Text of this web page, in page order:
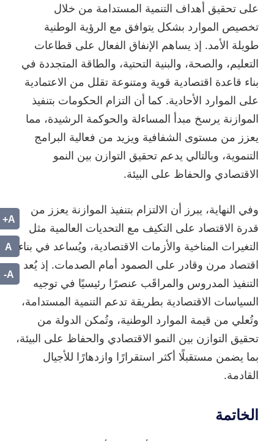
على تحقيق أهداف التنمية المستدامة من خلال
تخصيص الموارد بشكل يتوافق مع الرؤية الوطنية
طويلة الأمد. إذ يساهم الإنفاق الفعال على قطاعات
التعليم، والصحة، والبنية التحتية، والطاقة المتجددة في
بناء قاعدة اقتصادية قوية ومتنوعة تقلل من الاعتمادية
على الموارد الأحادية. كما أن التزام الحكومات بتنفيذ
الموازنة يرسخ مبدأ المساءلة والحوكمة الرشيدة، مما
يعزز من مستوى الشفافية ويزيد من فعالية البرامج
التنموية، وبالتالي يدعم تحقيق التوازن بين النمو
الاقتصادي والحفاظ على البيئة.
وفي النهاية، يبرز أن الالتزام بتنفيذ الموازنة يعزز من
قدرة الاقتصاد على التكيف مع التحديات العالمية مثل
التغيرات المناخية والأزمات الاقتصادية، ويُساعد في بناء
اقتصاد مرن وقادر على الصمود أمام الصدمات. إذ يُعد
التنفيذ المدروس والمراقَب عنصرًا رئيسيًا في توجيه
السياسات الاقتصادية بطريقة تدعم التنمية المستدامة،
وتُعلي من قيمة الموارد الوطنية، وتُمكن الدولة من
تحقيق التوازن بين النمو الاقتصادي والحفاظ على البيئة،
بما يضمن مستقبلًا أكثر استقرارًا وازدهارًا للأجيال
القادمة.
الخاتمة
A+
A
A-